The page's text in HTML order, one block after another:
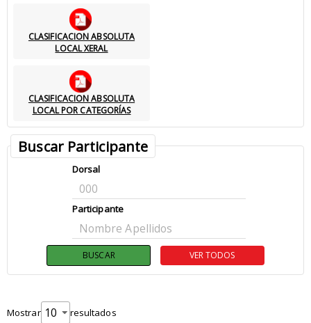
CLASIFICACION ABSOLUTA
LOCAL XERAL
CLASIFICACION ABSOLUTA
LOCAL POR CATEGORÍAS
Buscar Participante
Dorsal
Participante
Mostrar resultados